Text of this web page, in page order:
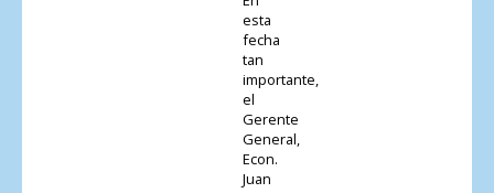
esta
fecha
tan
importante,
el
Gerente
General,
Econ.
Juan